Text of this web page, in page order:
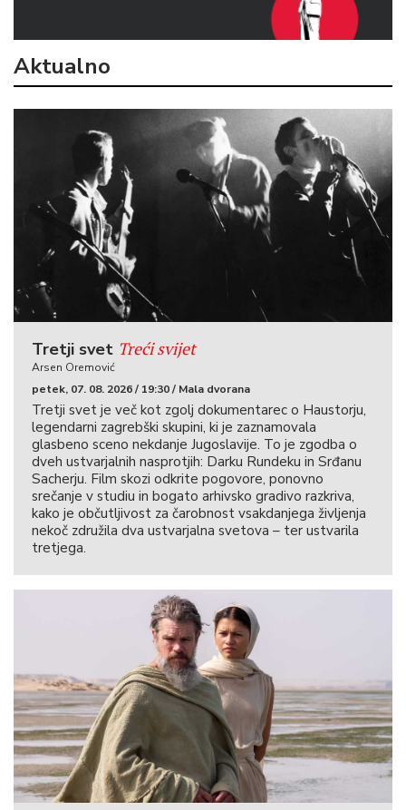
Aktualno
Tretji svet Treći svijet
Arsen Oremović
petek, 07. 08. 2026 / 19:30 / Mala dvorana
Tretji svet je več kot zgolj dokumentarec o Haustorju,
legendarni zagrebški skupini, ki je zaznamovala
glasbeno sceno nekdanje Jugoslavije. To je zgodba o
dveh ustvarjalnih nasprotjih: Darku Rundeku in Srđanu
Sacherju. Film skozi odkrite pogovore, ponovno
srečanje v studiu in bogato arhivsko gradivo razkriva,
kako je občutljivost za čarobnost vsakdanjega življenja
nekoč združila dva ustvarjalna svetova – ter ustvarila
tretjega.